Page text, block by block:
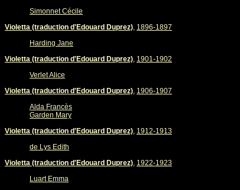
Simonnet Cécile
Violetta (traduction d'Edouard Duprez), 1896-1897
Harding Jane
Violetta (traduction d'Edouard Duprez), 1901-1902
Verlet Alice
Violetta (traduction d'Edouard Duprez), 1906-1907
Alda Francès
Garden Mary
Violetta (traduction d'Edouard Duprez), 1912-1913
de Lys Edith
Violetta (traduction d'Edouard Duprez), 1922-1923
Luart Emma